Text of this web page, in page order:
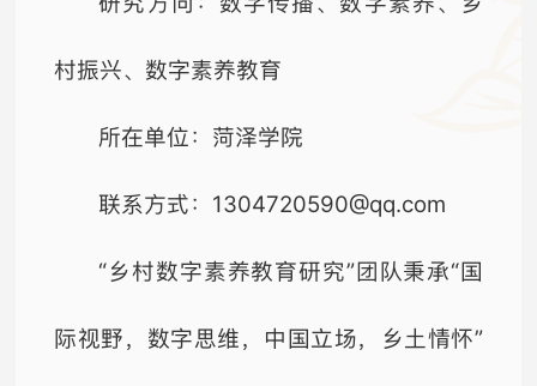
村振兴、数字素养教育
所在单位：菏泽学院
联系方式：1304720590@qq.com
“乡村数字素养教育研究”团队秉承“国
际视野，数字思维，中国立场，乡土情怀”